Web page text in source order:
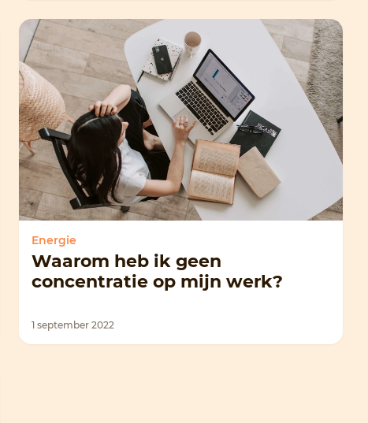
Energie
Waarom heb ik geen
concentratie op mijn werk?
1 september 2022